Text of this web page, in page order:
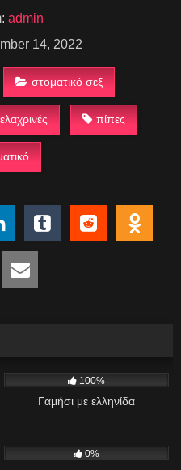
admin
14, 2022
στοματικό σεξ
πίπες
100%
Γαμήσι με ελληνίδα
0%